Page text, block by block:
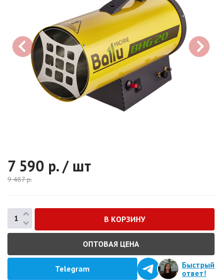
7 590 р. / шт
9 487р.
ОПТОВАЯ ЦЕНА
Telegram
Быстрый
ответ!